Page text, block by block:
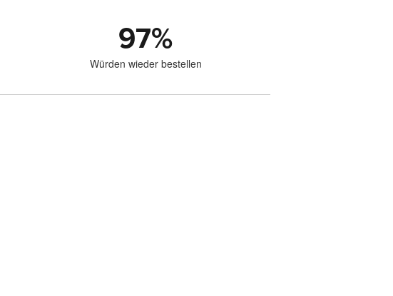
97%
Würden wieder bestellen